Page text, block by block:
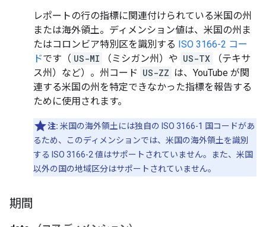
レポートの行の指標に関連付けられている米国の州
または海外領土。ディメンション値は、米国の州ま
たはコロンビア特別区を識別する ISO 3166-2 コー
ドです（ US-MI （ミシガン州）や US-TX
（テキサ
ス州）など）。州コード US-ZZ は、YouTube が関
連する米国の州を特定できなかった指標を報告する
ために使用されます。
注: 米国の海外領土には独自の ISO 3166-1 国コードがあ
るため、このディメンションでは、米国の海外領土を識別
する ISO 3166-2 値はサポートされていません。また、米国
以外の国の地域区分はサポートされていません。
期間